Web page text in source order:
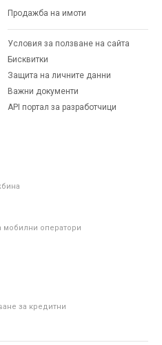
Продажба на имоти
Условия за ползване на сайта
Бисквитки
Защита на личните данни
Важни документи
API портал за разработчици
мобилни оператори
за кредитни